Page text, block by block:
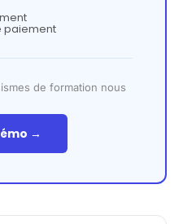
paiement
de formation nous
→